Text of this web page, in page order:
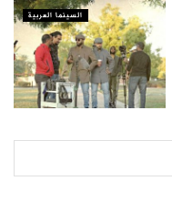
السينما العربية